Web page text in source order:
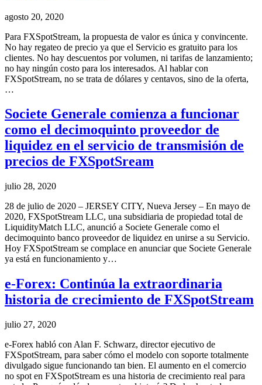
agosto 20, 2020
Para FXSpotStream, la propuesta de valor es única y convincente.
No hay regateo de precio ya que el Servicio es gratuito para los
clientes. No hay descuentos por volumen, ni tarifas de lanzamiento;
no hay ningún costo para los interesados. Al hablar con
FXSpotStream, no se trata de dólares y centavos, sino de la oferta,
…
Societe Generale comienza a funcionar
como el decimoquinto proveedor de
liquidez en el servicio de transmisión de
precios de FXSpotSream
julio 28, 2020
28 de julio de 2020 – JERSEY CITY, Nueva Jersey – En mayo de
2020, FXSpotStream LLC, una subsidiaria de propiedad total de
LiquidityMatch LLC, anunció a Societe Generale como el
decimoquinto banco proveedor de liquidez en unirse a su Servicio.
Hoy FXSpotStream se complace en anunciar que Societe Generale
ya está en funcionamiento y…
e-Forex: Continúa la extraordinaria
historia de crecimiento de FXSpotStream
julio 27, 2020
e-Forex habló con Alan F. Schwarz, director ejecutivo de
FXSpotStream, para saber cómo el modelo con soporte totalmente
divulgado sigue funcionando tan bien. El aumento en el comercio
no spot en FXSpotStream es una historia de crecimiento real para